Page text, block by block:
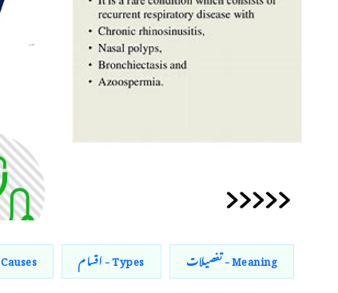
Meaning - تفصیلات Types - اقسام Causes - وجوہات